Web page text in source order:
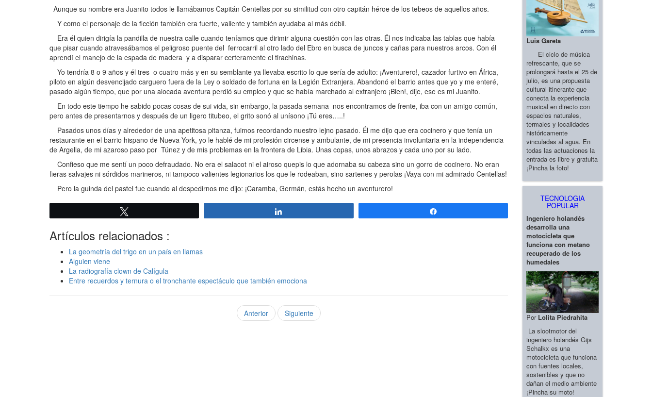
Aunque su nombre era Juanito todos le llamábamos Capitán Centellas por su similitud con otro capitán héroe de los tebeos de aquellos años.
Y como el personaje de la ficción también era fuerte, valiente y también ayudaba al más débil.
Era él quien dirigía la pandilla de nuestra calle cuando teníamos que dirimir alguna cuestión con las otras. Él nos indicaba las tablas que había
que pisar cuando atravesábamos el peligroso puente del ferrocarril al otro lado del Ebro en busca de juncos y cañas para nuestros arcos. Con él
aprendí el manejo de la espada de madera y a disparar certeramente el tirachinas.
Yo tendría 8 o 9 años y él tres o cuatro más y en su semblante ya llevaba escrito lo que sería de adulto: ¡Aventurero!, cazador furtivo en África,
piloto en algún desvencijado carguero fuera de la Ley o soldado de fortuna en la Legión Extranjera. Abandonó el barrio antes que yo y me enteré,
pasado algún tiempo, que por una alocada aventura perdió su empleo y que se había marchado al extranjero ¡Bien!, dije, ese es mi Juanito.
En todo este tiempo he sabido pocas cosas de sui vida, sin embargo, la pasada semana nos encontramos de frente, iba con un amigo común,
pero antes de presentarnos y después de un ligero titubeo, el grito sonó al unísono ¡Tú eres…..!
Pasados unos días y alrededor de una apetitosa pitanza, fuimos recordando nuestro lejno pasado. Él me dijo que era cocinero y que tenía un
restaurante en el barrio hispano de Nueva York, yo le hablé de mi profesión circense y ambulante, de mi presencia involuntaria en la independencia
de Argelia, de mi azaroso paso por Túnez y de mis problemas en la frontera de Libia. Unas copas, unos abrazos y cada uno por su lado.
Confieso que me sentí un poco defraudado. No era el salacot ni el airoso quepis lo que adornaba su cabeza sino un gorro de cocinero. No eran
fieras salvajes ni sórdidos marineros, ni tampoco valientes legionarios los que le rodeaban, sino sartenes y perolas ¡Vaya con mi admirado Centellas!
Pero la guinda del pastel fue cuando al despedirnos me dijo: ¡Caramba, Germán, estás hecho un aventurero!
Artículos relacionados :
La geometría del trigo en un país en llamas
Alguien viene
La radiografía clown de Calígula
Entre recuerdos y ternura o el tronchante espectáculo que también emociona
Anterior Siguiente
Luis Gareta
El ciclo de música
refrescante, que se
prolongará hasta el 25 de
julio, es una propuesta
cultural itinerante que
conecta la experiencia
musical en directo con
espacios naturales,
termales y localidades
históricamente
vinculadas al agua. En
todas las actuaciones la
entrada es libre y gratuita
¡Pincha la foto!
TECNOLOGIA
POPULAR
Ingeniero holandés
desarrolla una
motocicleta que
funciona con metano
recuperado de los
humedales
Por Lolita Piedrahita
La slootmotor del
ingeniero holandés Gijs
Schalkx es una
motocicleta que funciona
con fuentes locales,
sostenibles y que no
dañan el medio ambiente
¡Pincha su moto!